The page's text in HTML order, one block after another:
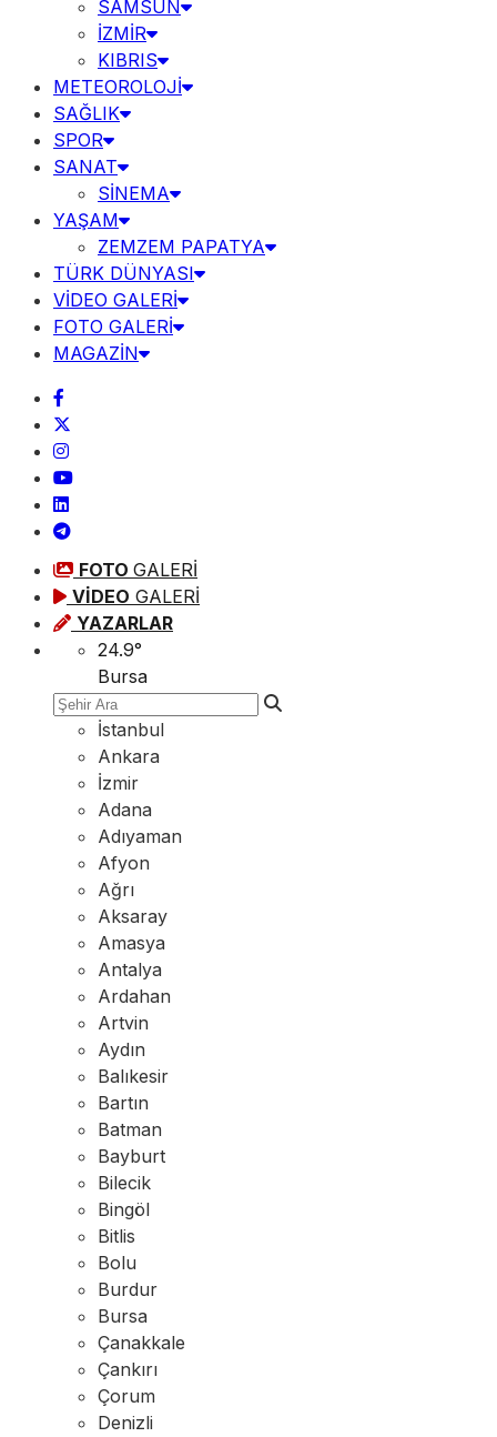
SAMSUN
İZMİR
KIBRIS
METEOROLOJİ
SAĞLIK
SPOR
SANAT
SİNEMA
YAŞAM
ZEMZEM PAPATYA
TÜRK DÜNYASI
VİDEO GALERİ
FOTO GALERİ
MAGAZİN
FOTO GALERİ
VİDEO GALERİ
YAZARLAR
24.9°
Bursa
İstanbul
Ankara
İzmir
Adana
Adıyaman
Afyon
Ağrı
Aksaray
Amasya
Antalya
Ardahan
Artvin
Aydın
Balıkesir
Bartın
Batman
Bayburt
Bilecik
Bingöl
Bitlis
Bolu
Burdur
Bursa
Çanakkale
Çankırı
Çorum
Denizli